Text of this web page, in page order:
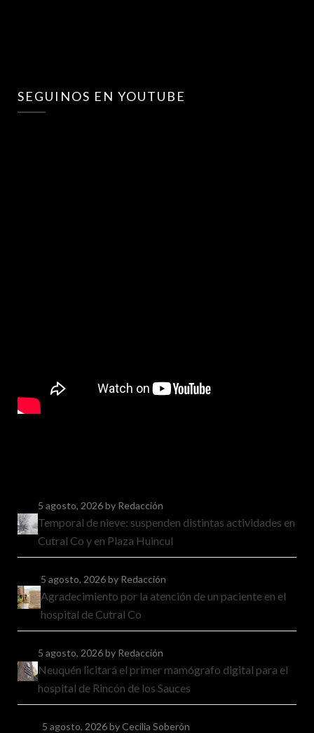
SEGUINOS EN YOUTUBE
5 agosto, 2026by Redacción
Temporal de nieve: suspenden distintas actividades en
Cutral Co y en Plaza Huincul
5 agosto, 2026by Redacción
Agradecimiento por la atención de un paciente en el
hospital de Cutral Co
5 agosto, 2026by Redacción
Neuquén licitará el primer mamógrafo digital para el
hospital de Rincón de los Sauces
5 agosto, 2026by Cecilia Soberón